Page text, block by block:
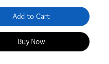
Add to Cart
Buy Now